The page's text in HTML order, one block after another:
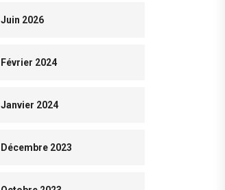
Juin 2026
Février 2024
Janvier 2024
Décembre 2023